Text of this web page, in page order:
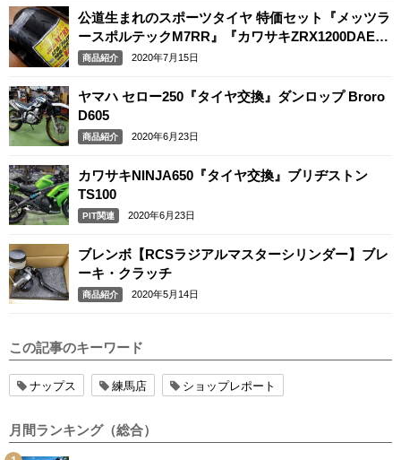
公道生まれのスポーツタイヤ 特価セット『メッツラ
ースポルテックM7RR』『カワサキZRX1200DAEG
サイズ』
商品紹介 2020年7月15日
ヤマハ セロー250『タイヤ交換』ダンロップ Broro
D605
商品紹介 2020年6月23日
カワサキNINJA650『タイヤ交換』ブリヂストン
TS100
PIT関連 2020年6月23日
ブレンボ【RCSラジアルマスターシリンダー】ブレ
ーキ・クラッチ
商品紹介 2020年5月14日
この記事のキーワード
ナップス 練馬店 ショップレポート
月間ランキング（総合）